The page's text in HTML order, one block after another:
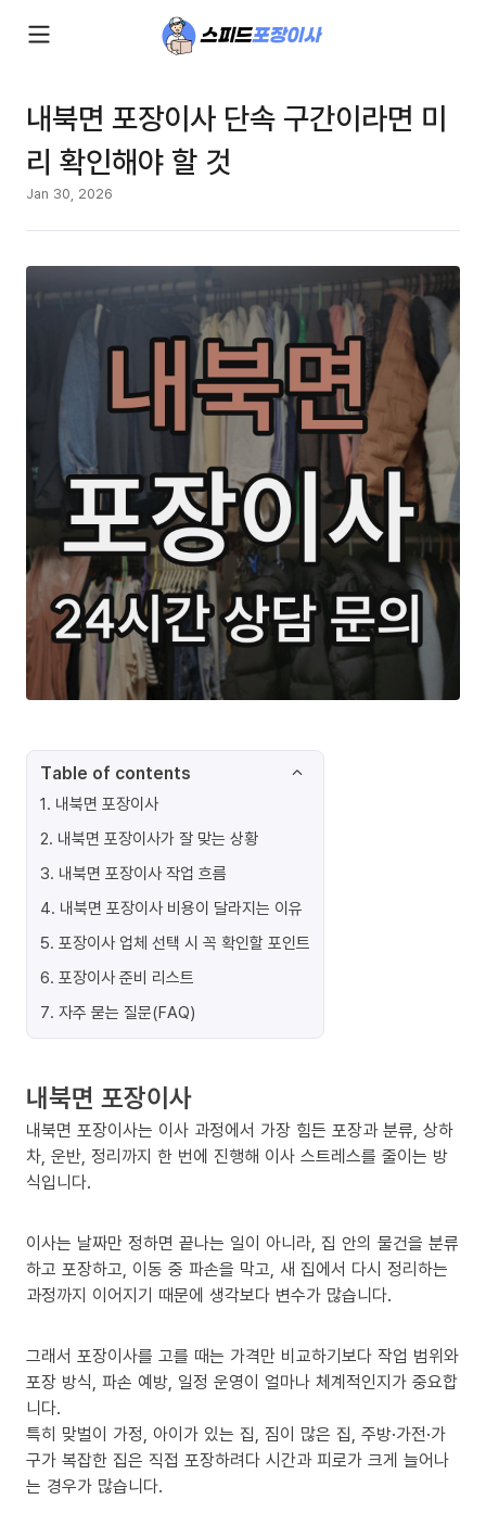
내북면 포장이사 단속 구간이라면 미
리 확인해야 할 것
Jan 30, 2026
Table of contents
1. 내북면 포장이사
2. 내북면 포장이사가 잘 맞는 상황
3. 내북면 포장이사 작업 흐름
4. 내북면 포장이사 비용이 달라지는 이유
5. 포장이사 업체 선택 시 꼭 확인할 포인트
6. 포장이사 준비 리스트
7. 자주 묻는 질문(FAQ)
내북면 포장이사
내북면 포장이사는 이사 과정에서 가장 힘든 포장과 분류, 상하
차, 운반, 정리까지 한 번에 진행해 이사 스트레스를 줄이는 방
식입니다.
이사는 날짜만 정하면 끝나는 일이 아니라, 집 안의 물건을 분류
하고 포장하고, 이동 중 파손을 막고, 새 집에서 다시 정리하는
과정까지 이어지기 때문에 생각보다 변수가 많습니다.
그래서 포장이사를 고를 때는 가격만 비교하기보다 작업 범위와
포장 방식, 파손 예방, 일정 운영이 얼마나 체계적인지가 중요합
니다.
특히 맞벌이 가정, 아이가 있는 집, 짐이 많은 집, 주방·가전·가
구가 복잡한 집은 직접 포장하려다 시간과 피로가 크게 늘어나
는 경우가 많습니다.